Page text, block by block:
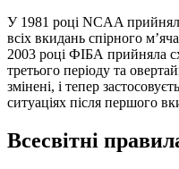
У 1981 році NCAA
всіх вкидань спірного
2003 році ФІБА прийняла
третього періоду та
змінені, і тепер
ситуаціях після першого
Всесвітні